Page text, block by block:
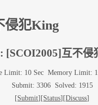
侵犯King
[SCOI2005]互不侵
Limit: 10 Sec Memory Limit:
Submit: 3306 Solved: 1915
[Submit][Status][Discuss]